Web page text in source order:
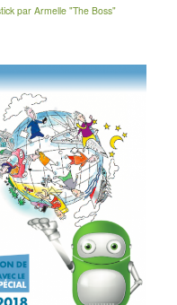
par Armelle "The Boss"